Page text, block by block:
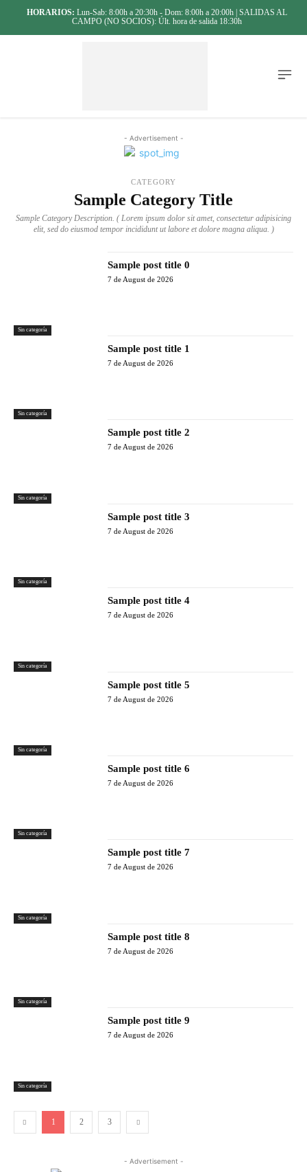
HORARIOS: Lun-Sab: 8:00h a 20:30h - Dom: 8:00h a 20:00h | SALIDAS AL
CAMPO (NO SOCIOS): Últ. hora de salida 18:30h
- Advertisement -
CATEGORY
Sample Category Title
Sample Category Description. ( Lorem ipsum dolor sit amet, consectetur adipisicing
elit, sed do eiusmod tempor incididunt ut labore et dolore magna aliqua. )
Sin categoría
Sample post title 0
7 de August de 2026
Sin categoría
Sample post title 1
7 de August de 2026
Sin categoría
Sample post title 2
7 de August de 2026
Sin categoría
Sample post title 3
7 de August de 2026
Sin categoría
Sample post title 4
7 de August de 2026
Sin categoría
Sample post title 5
7 de August de 2026
Sin categoría
Sample post title 6
7 de August de 2026
Sin categoría
Sample post title 7
7 de August de 2026
Sin categoría
Sample post title 8
7 de August de 2026
Sin categoría
Sample post title 9
7 de August de 2026
1 2 3
- Advertisement -